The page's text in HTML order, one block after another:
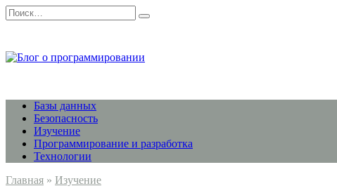
Перейти
к
Search
for:
Базы данных
Безопасность
Изучение
Программирование и разработка
Технологии
Главная » Изучение